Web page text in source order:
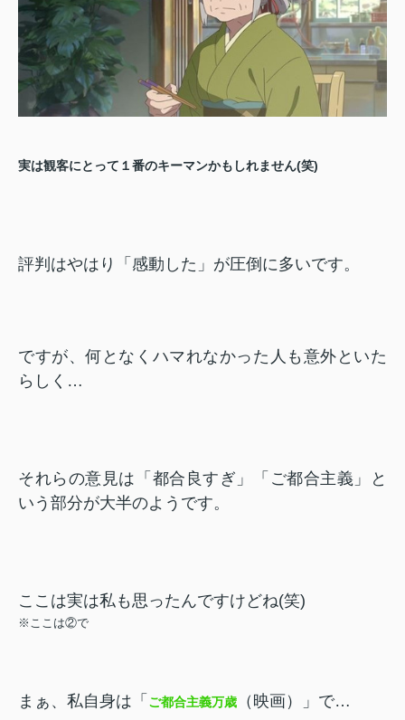
実は観客にとって１番のキーマンかもしれません(笑)
評判はやはり「感動した」が圧倒に多いです。
ですが、何となくハマれなかった人も意外といた
らしく…
それらの意見は「都合良すぎ」「ご都合主義」と
いう部分が大半のようです。
ここは実は私も思ったんですけどね(笑)
※ここは②で
まぁ、私自身は「 ご都合主義万歳 （映画）」で…